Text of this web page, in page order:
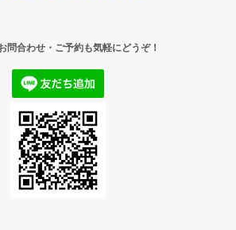
問合わせ・ご予約も気軽にどうぞ！